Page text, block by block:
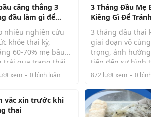
căng thẳng 3
đầu làm gì để
ảnh hưởng đến
nhi?
nhiều nghiên cứu
khỏe thai kỳ,
60-70% mẹ bầu
trải qua trạng thái
hoặc căng thẳng,
nói là không ít mẹ
đây là cảm...
xem 0 bình luận
3 Tháng Đầu Mẹ
Kiêng Gì Để
Thai Nhi
3 tháng đầu thai
giai đoạn vô
trọng, ảnh
tiếp đến sự hình
và phát triển của
chú ý đến những
cần kiêng, nguy
ảnh hưởng không
872 lượt xem 0
vắc xin trước khi
thai